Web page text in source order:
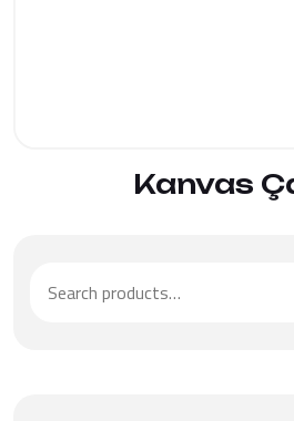
ÜRÜNÜ
Kanvas